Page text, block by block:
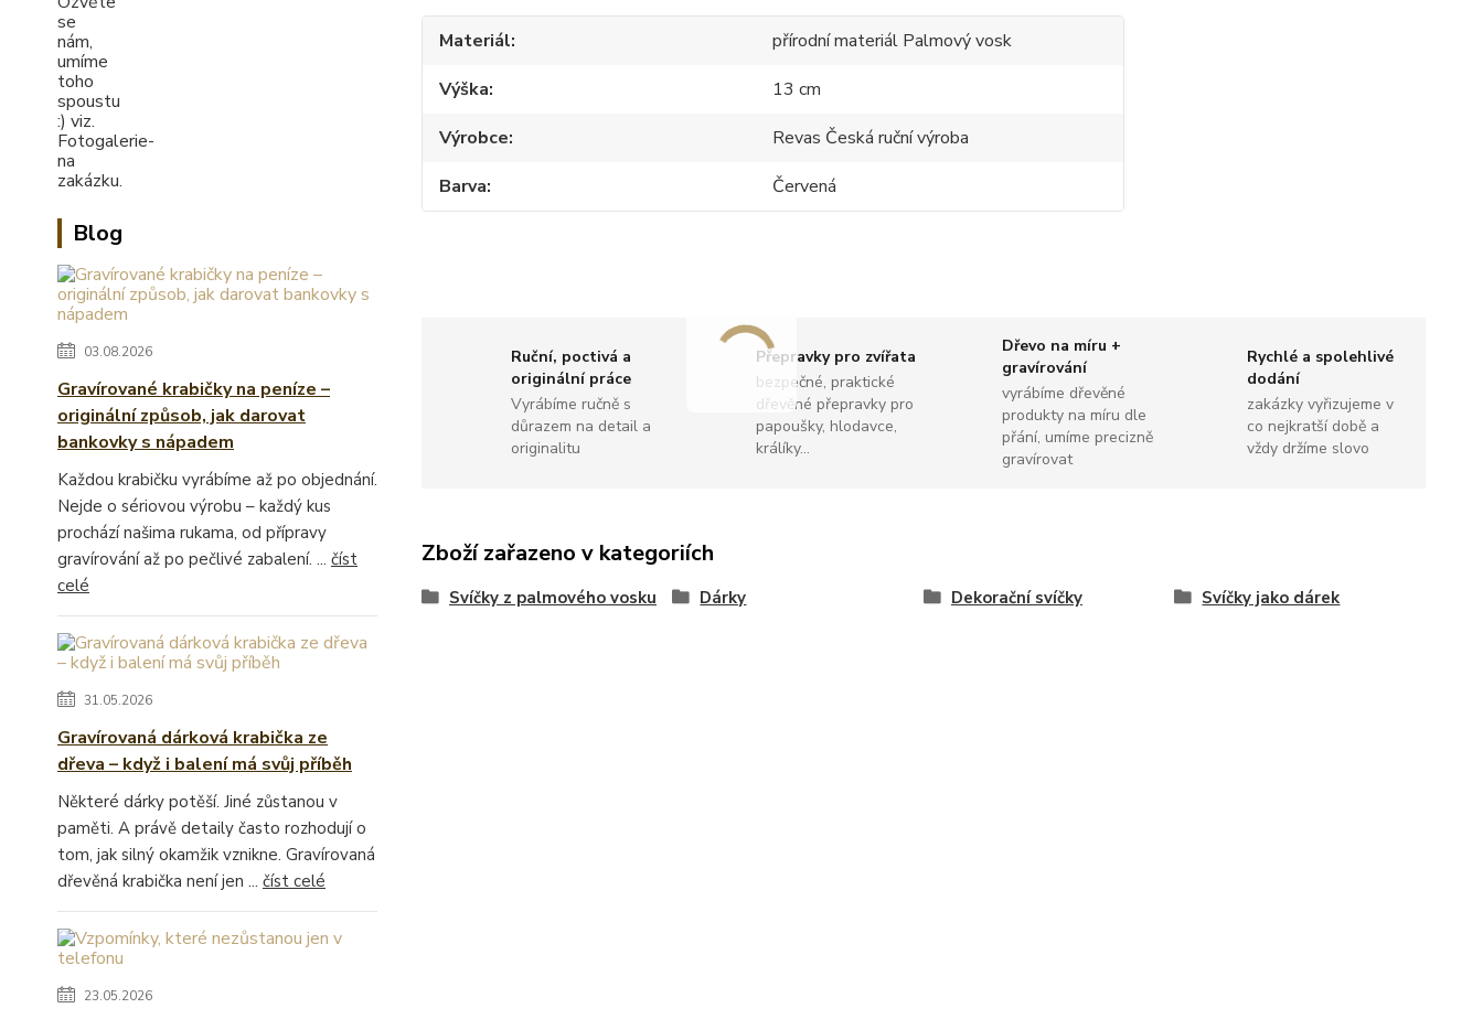
Blog
03.08.2026
Gravírované krabičky na peníze –
originální způsob, jak darovat
bankovky s nápadem
Každou krabičku vyrábíme až po objednání.
Nejde o sériovou výrobu – každý kus
prochází našima rukama, od přípravy
gravírování až po pečlivé zabalení. ... číst
celé
31.05.2026
Gravírovaná dárková krabička ze
dřeva – když i balení má svůj příběh
Některé dárky potěší. Jiné zůstanou v
paměti. A právě detaily často rozhodují o
tom, jak silný okamžik vznikne. Gravírovaná
dřevěná krabička není jen ... číst celé
23.05.2026
Materiál
přírodní materiál Palmový vosk
Výška
13 cm
Výrobce
Revas Česká ruční výroba
Barva
Červená
Ruční, poctivá a
originální práce
Vyrábíme ručně s
důrazem na detail a
originalitu
Přepravky pro zvířata
bezpečné, praktické
dřevěné přepravky pro
papoušky, hlodavce,
králíky...
Dřevo na míru +
gravírování
vyrábíme dřevěné
produkty na míru dle
přání, umíme precizně
gravírovat
Rychlé a spolehlivé
dodání
zakázky vyřizujeme v
co nejkratší době a
vždy držíme slovo
Zboží zařazeno v kategoriích
Svíčky z palmového vosku Dárky Dekorační svíčky Svíčky jako dárek